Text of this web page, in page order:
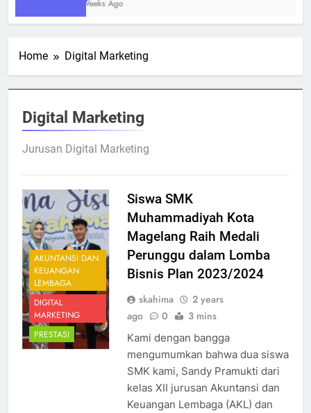
2 Weeks Ago
Home Digital Marketing
Digital Marketing
Jurusan Digital Marketing
AKUNTANSI DAN
KEUANGAN
LEMBAGA
DIGITAL
MARKETING
PRESTASI
Siswa SMK
Muhammadiyah Kota
Magelang Raih Medali
Perunggu dalam Lomba
Bisnis Plan 2023/2024
skahima
2 years
ago
0 3 mins
Kami dengan bangga
mengumumkan bahwa dua siswa
SMK kami, Sandy Pramukti dari
kelas XII jurusan Akuntansi dan
Keuangan Lembaga (AKL) dan